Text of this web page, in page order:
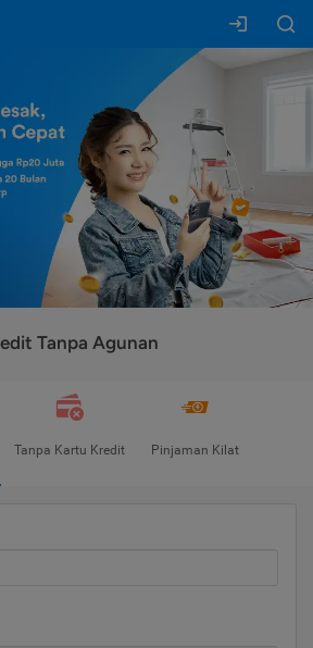
Tanpa Agunan
Tanpa Kartu Kredit Pinjaman Kilat